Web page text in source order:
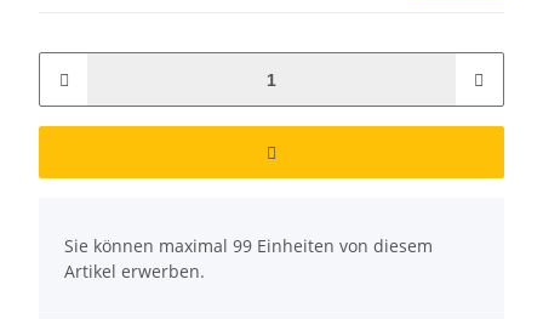
Sie können maximal 99 Einheiten von diesem
Artikel erwerben.